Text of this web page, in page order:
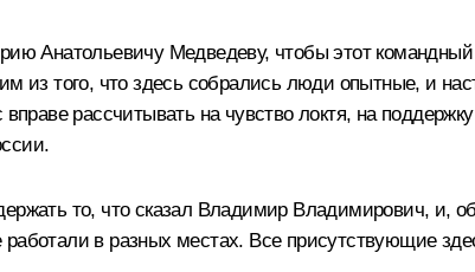
Анатольевичу Медведеву, чтобы этот командный
из того, что здесь собрались люди опытные, и
рассчитывать на чувство локтя, на
то, что сказал Владимир Владимирович, и,
в разных местах. Все присутствующие